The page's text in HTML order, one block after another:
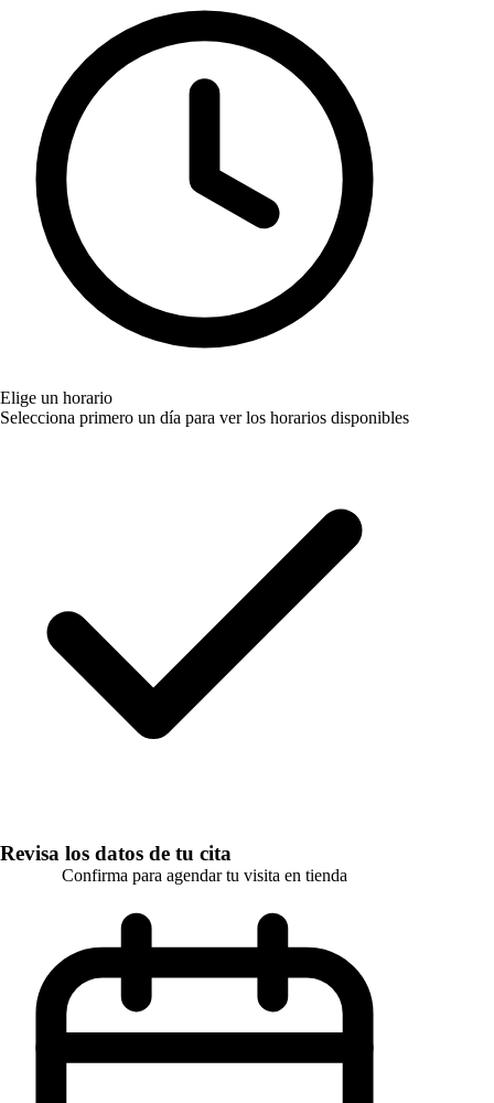
Elige un horario
Selecciona primero un día para ver los horarios disponibles
Revisa los datos de tu cita
Confirma para agendar tu visita en tienda